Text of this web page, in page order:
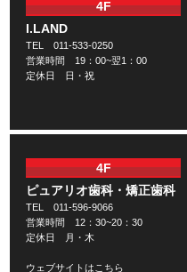
4F
I.LAND
TEL 011-533-0250
営業時間 19：00~翌1：00
定休日 日・祝
4F
ピュアリオ歯科・矯正歯科
TEL 011-596-9066
営業時間 12：30~20：30
定休日 月・木
ウェブサイトはこちら